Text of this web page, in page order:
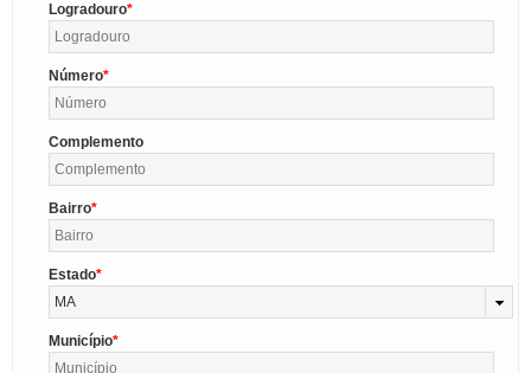
Logradouro
Número
Complemento
Bairro
Estado
MA
Município